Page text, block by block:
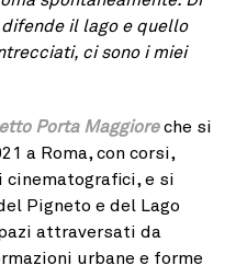
il lago e quello
ci sono i miei
Porta Maggioreche si
a Roma, con corsi,
cinematografici, e si
Pigneto e del Lago
attraversati da
urbane e forme